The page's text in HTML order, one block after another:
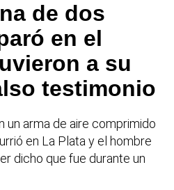
de dos
en el
a su
testimonio
un arma de aire comprimido
en La Plata y el hombre
dicho que fue durante un